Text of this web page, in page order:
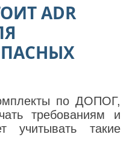
ADR
по ДОПОГ,
требованиям и
учитывать такие